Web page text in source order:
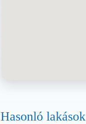
Hasonló lakások